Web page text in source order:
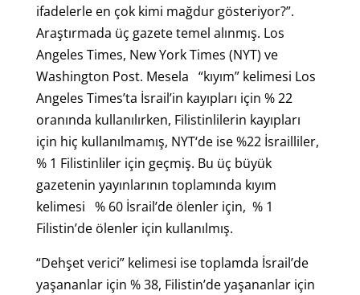
ifadelerle en çok kimi mağdur gösteriyor?”.
Araştırmada üç gazete temel alınmış. Los
Angeles Times, New York Times (NYT) ve
Washington Post. Mesela “kıyım” kelimesi Los
Angeles Times’ta İsrail’in kayıpları için % 22
oranında kullanılırken, Filistinlilerin kayıpları
için hiç kullanılmamış, NYT‘de ise %22 İsrailliler,
% 1 Filistinliler için geçmiş. Bu üç büyük
gazetenin yayınlarının toplamında kıyım
kelimesi % 60 İsrail’de ölenler için, % 1
Filistin’de ölenler için kullanılmış.
“Dehşet verici” kelimesi ise toplamda İsrail’de
yaşananlar için % 38, Filistin’de yaşananlar için